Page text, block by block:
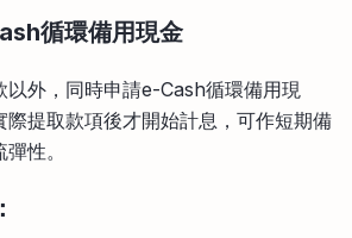
循環備用現金
以外，同時申請e-Cash循環備用現
際提取款項後才開始計息，可作短期備
性。
：